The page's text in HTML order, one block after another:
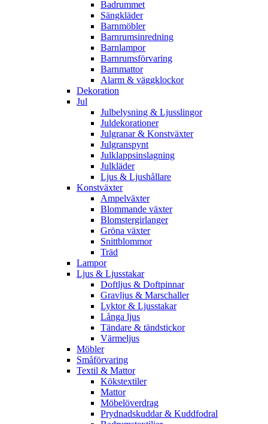
Badrummet
Sängkläder
Barnmöbler
Barnrumsinredning
Barnlampor
Barnrumsförvaring
Barnmattor
Alarm & väggklockor
Dekoration
Jul
Julbelysning & Ljusslingor
Juldekorationer
Julgranar & Konstväxter
Julgranspynt
Julklappsinslagning
Julkläder
Ljus & Ljushållare
Konstväxter
Ampelväxter
Blommande växter
Blomstergirlanger
Gröna växter
Snittblommor
Träd
Lampor
Ljus & Ljusstakar
Doftljus & Doftpinnar
Gravljus & Marschaller
Lyktor & Ljusstakar
Långa ljus
Tändare & tändstickor
Värmeljus
Möbler
Småförvaring
Textil & Mattor
Kökstextiler
Mattor
Möbelöverdrag
Prydnadskuddar & Kuddfodral